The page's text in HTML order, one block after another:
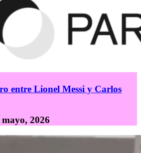
entre Lionel Messi y Carlos
mayo, 2026